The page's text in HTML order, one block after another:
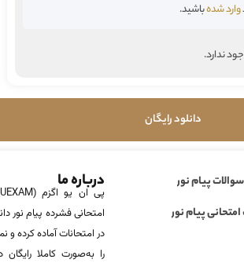
وارد شدهباشید.
ندارد.
دانلود رایگان
پیام نور
پیام نور
درباره ما
امتحانی فشرده پیام نور
در امتحانات آماده‌ کرده
را به‌صورت کاملا